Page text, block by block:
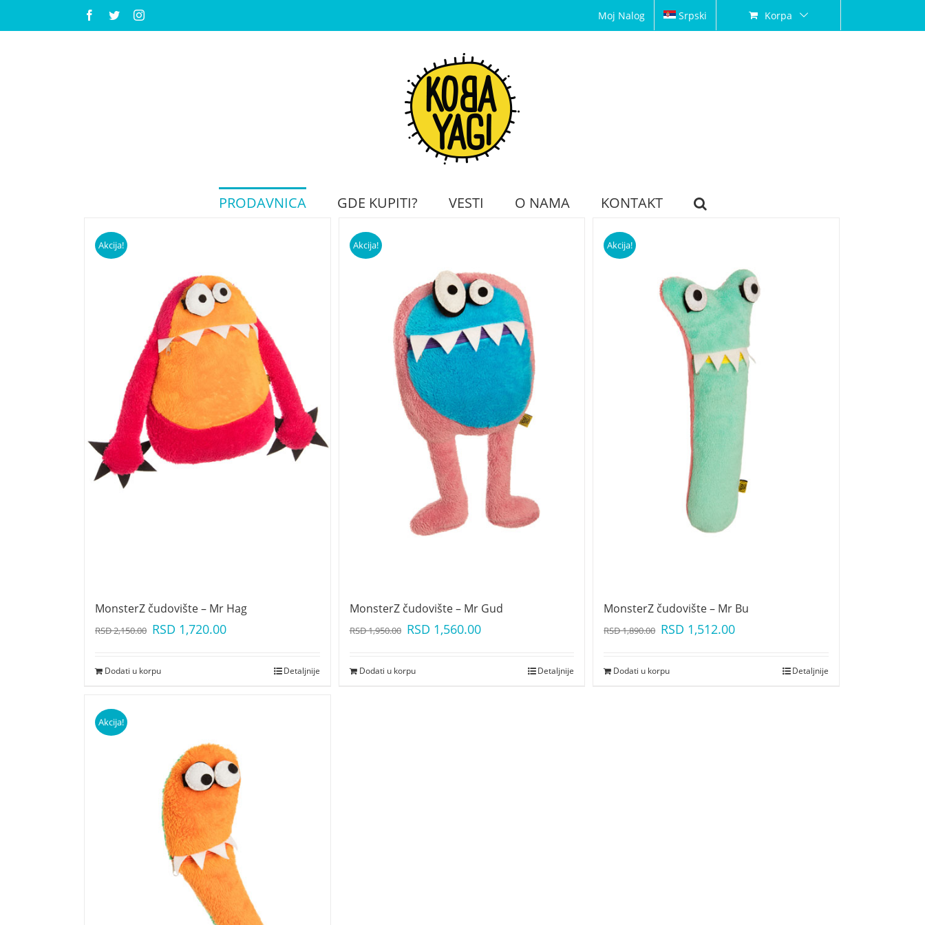
Facebook
TwitterInstagram Moj Nalog Srpski Korpa
PRODAVNICA GDE KUPITI? VESTI O NAMA KONTAKT
Akcija!
MonsterZ čudovište – Mr Hag
RSD2,150.00 RSD 1,720.00
Dodati u korpu Detaljnije
Akcija!
MonsterZ čudovište – Mr Gud
RSD1,950.00 RSD 1,560.00
Dodati u korpu Detaljnije
Akcija!
MonsterZ čudovište – Mr Bu
RSD1,890.00 RSD 1,512.00
Dodati u korpu Detaljnije
Akcija!